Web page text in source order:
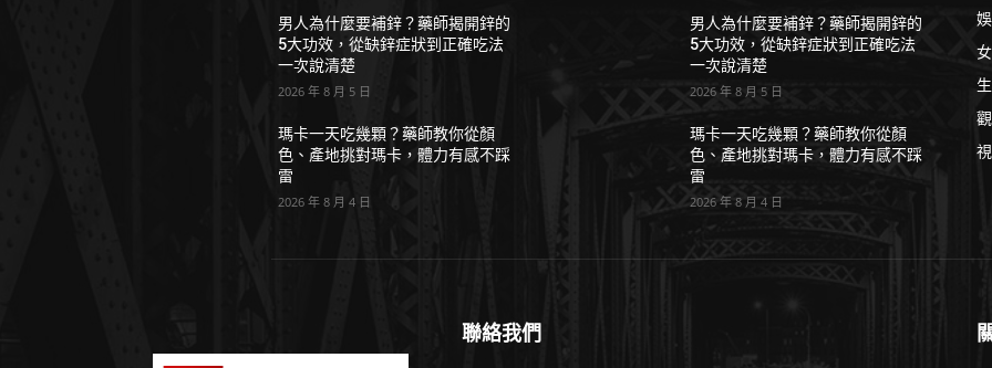
男人為什麼要補鋅？藥師揭開鋅的
5大功效，從缺鋅症狀到正確吃法
一次說清楚
2026 年 8 月 5 日
瑪卡一天吃幾顆？藥師教你從顏
色、產地挑對瑪卡，體力有感不踩
雷
2026 年 8 月 4 日
男人為什麼要補鋅？藥師揭開鋅的
5大功效，從缺鋅症狀到正確吃法
一次說清楚
2026 年 8 月 5 日
瑪卡一天吃幾顆？藥師教你從顏
色、產地挑對瑪卡，體力有感不踩
雷
2026 年 8 月 4 日
聯絡我們